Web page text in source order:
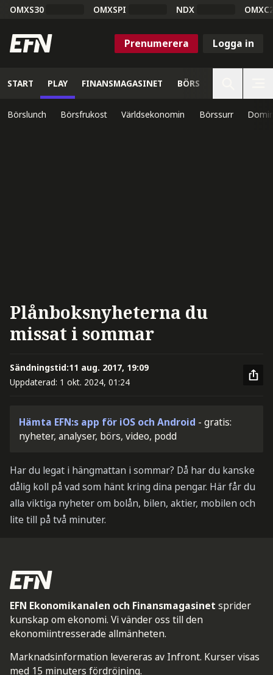
OMXS30 OMXSPI NDX
Prenumerera Logga in
START PLAY FINANSMAGASINET BÖRS
Börslunch Börsfrukost Världsekonomin Börssurr
Plånboksnyheterna du
missat i sommar
Sändningstid:11 aug. 2017, 19:09
Uppdaterad: 1 okt. 2024, 01:24
Hämta EFN:s app för iOS och Android - gratis:
nyheter, analyser, börs, video, podd
Har du legat i hängmattan i sommar? Då har du kanske
dålig koll på vad som hänt kring dina pengar. Här får du
alla viktiga nyheter om bolån, bilen, aktier, mobilen och
lite till på två minuter.
EFN Ekonomikanalen och Finansmagasinet sprider
kunskap om ekonomi. Vi vänder oss till den
ekonomiintresserade allmänheten.
Marknadsinformation levereras av Infront. Kurser visas
med 15 minuters fördröjning.